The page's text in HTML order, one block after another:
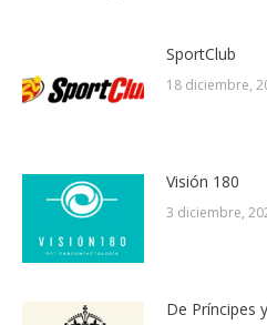
SportClub
18 diciembre,
Visión 180
3 diciembre,
De Príncipes